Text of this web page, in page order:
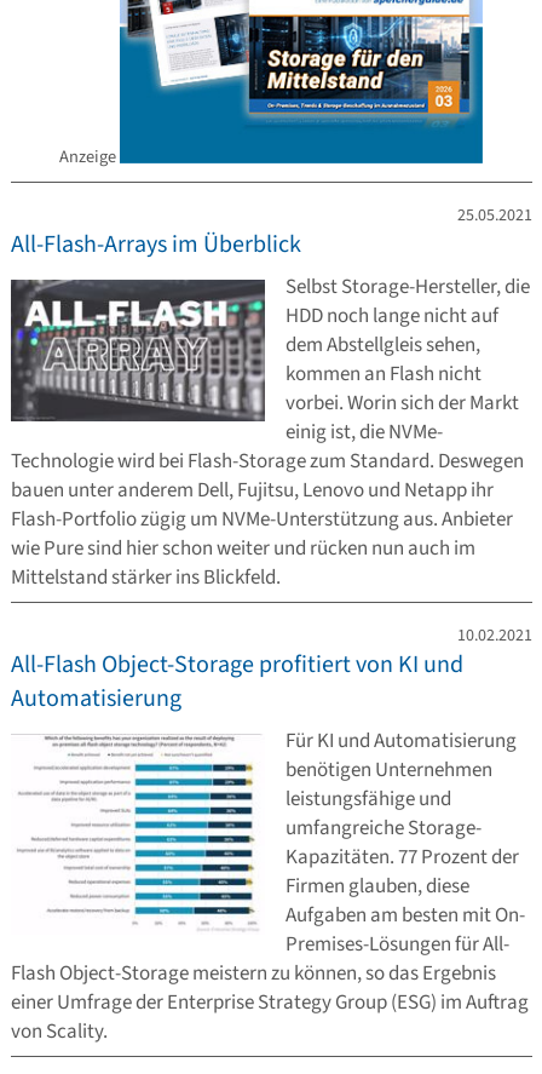
Anzeige
25.05.2021
All-Flash-Arrays im Überblick
Selbst Storage-Hersteller, die
HDD noch lange nicht auf
dem Abstellgleis sehen,
kommen an Flash nicht
vorbei. Worin sich der Markt
einig ist, die NVMe-
Technologie wird bei Flash-Storage zum Standard. Deswegen
bauen unter anderem Dell, Fujitsu, Lenovo und Netapp ihr
Flash-Portfolio zügig um NVMe-Unterstützung aus. Anbieter
wie Pure sind hier schon weiter und rücken nun auch im
Mittelstand stärker ins Blickfeld.
10.02.2021
All-Flash Object-Storage profitiert von KI und
Automatisierung
Für KI und Automatisierung
benötigen Unternehmen
leistungsfähige und
umfangreiche Storage-
Kapazitäten. 77 Prozent der
Firmen glauben, diese
Aufgaben am besten mit On-
Premises-Lösungen für All-
Flash Object-Storage meistern zu können, so das Ergebnis
einer Umfrage der Enterprise Strategy Group (ESG) im Auftrag
von Scality.